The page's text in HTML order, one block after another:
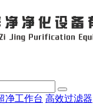
净工作台 高效过滤器